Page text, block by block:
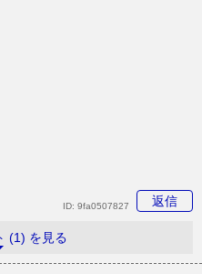
返信
ID: 9fa0507827
(1) を見る